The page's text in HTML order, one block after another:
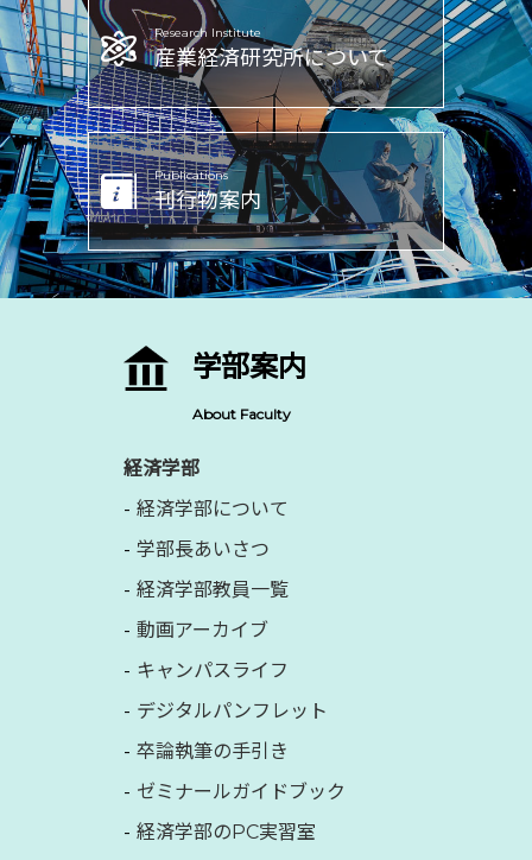
Research Institute
産業経済研究所について
Publications
刊行物案内
学部案内
About Faculty
経済学部
経済学部について
学部長あいさつ
経済学部教員一覧
動画アーカイブ
キャンパスライフ
デジタルパンフレット
卒論執筆の手引き
ゼミナールガイドブック
経済学部のPC実習室